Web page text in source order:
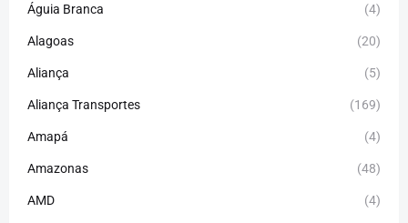
Águia Branca (4)
Alagoas (20)
Aliança (5)
Aliança Transportes (169)
Amapá (4)
Amazonas (48)
AMD (4)